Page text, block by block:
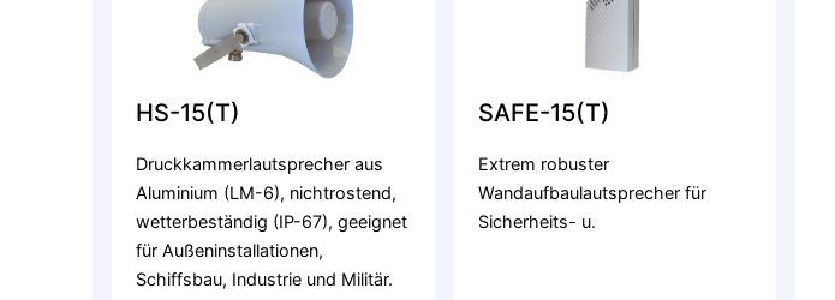
HS-15(T)
Druckkammerlautsprecher aus
Aluminium (LM-6), nichtrostend,
wetterbeständig (IP-67), geeignet
für Außeninstallationen,
Schiffsbau, Industrie und Militär.
SAFE-15(T)
Extrem robuster
Wandaufbaulautsprecher für
Sicherheits- u.